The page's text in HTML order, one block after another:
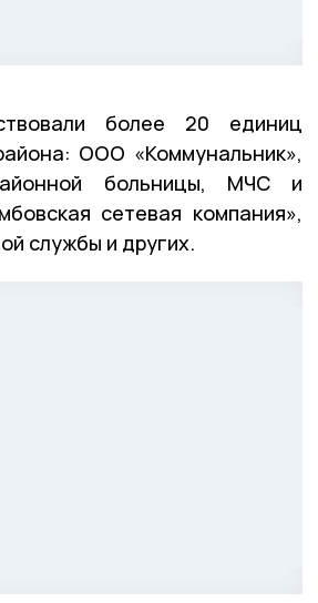
более 20 единиц
ООО «Коммунальник»,
больницы, МЧС и
сетевая компания»,
службы и других.